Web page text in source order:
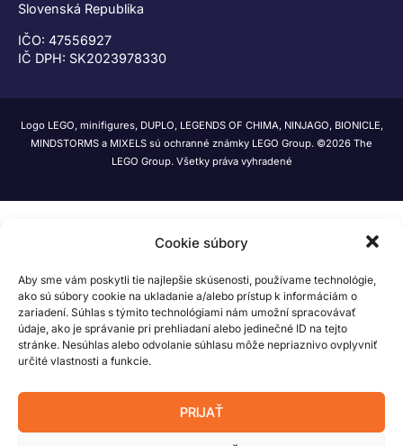
Cookie súbory
Aby sme vám poskytli tie najlepšie skúsenosti, používame technológie,
ako sú súbory cookie na ukladanie a/alebo prístup k informáciám o
zariadení. Súhlas s týmito technológiami nám umožní spracovávať
údaje, ako je správanie pri prehliadaní alebo jedinečné ID na tejto
stránke. Nesúhlas alebo odvolanie súhlasu môže nepriaznivo ovplyvniť
určité vlastnosti a funkcie.
PRIJAŤ
Slovenská Republika
IČO: 47556927
IČ DPH: SK2023978330
Logo LEGO, minifigures, DUPLO, LEGENDS OF CHIMA, NINJAGO, BIONICLE,
MINDSTORMS a MIXELS sú ochranné známky LEGO Group. ©2026 The
LEGO Group. Všetky práva vyhradené